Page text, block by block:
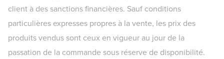
client à des sanctions financières. Sauf conditions
particulières expresses propres à la vente, les prix des
produits vendus sont ceux en vigueur au jour de la
passation de la commande sous réserve de disponibilité.